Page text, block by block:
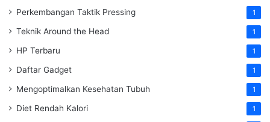
Perkembangan Taktik Pressing 1
Teknik Around the Head 1
HP Terbaru 1
Daftar Gadget 1
Mengoptimalkan Kesehatan Tubuh 1
Diet Rendah Kalori 1